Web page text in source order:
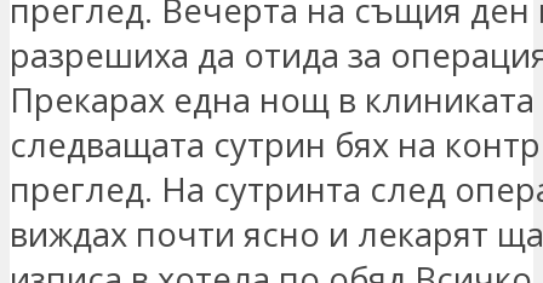
преглед. Вечерта на същия ден
разрешиха да отида за
Прекарах една нощ в
следващата сутрин бях на
преглед. На сутринта след
виждах почти ясно и лекарят